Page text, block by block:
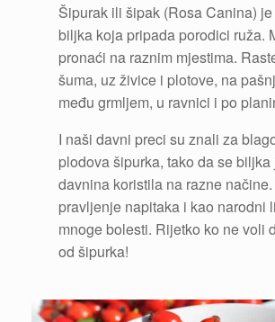
Šipurak ili šipak (Rosa Canina)
biljka koja pripada porodici ruža.
pronaći na raznim mjestima.
šuma, uz živice i plotove, na
među grmljem, u ravnici i po
I naši davni preci su znali za
plodova šipurka, tako da se biljka
davnina koristila na razne
pravljenje napitaka i kao narodni
mnoge bolesti. Rijetko ko ne voli
od šipurka!